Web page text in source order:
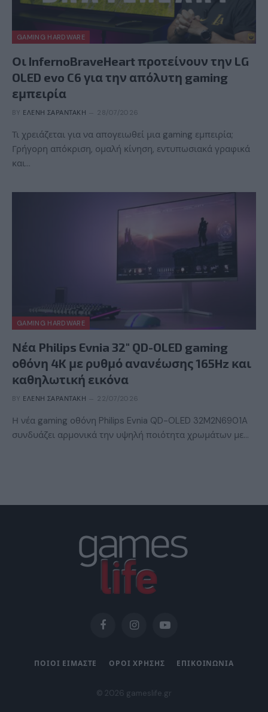
GAMING HARDWARE
Οι InfernoBraveHeart προτείνουν την LG
OLED evo C6 για την απόλυτη gaming
εμπειρία
BY ΕΛΈΝΗ ΣΑΡΑΝΤΆΚΗ 28/07/2026
Τι χρειάζεται για να απογειωθεί μια gaming εμπειρία;
Γρήγορη απόκριση, ομαλή κίνηση, εντυπωσιακά γραφικά
και…
GAMING HARDWARE
Νέα Philips Evnia 32″ QD-OLED gaming
οθόνη 4K με ρυθμό ανανέωσης 165Hz και
καθηλωτική εικόνα
BY ΕΛΈΝΗ ΣΑΡΑΝΤΆΚΗ 22/07/2026
Η νέα gaming οθόνη Philips Evnia QD-OLED 32M2N6901A
συνδυάζει αρμονικά την υψηλή ποιότητα χρωμάτων με…
FacebookInstagramYouTube
ΠΟΙΟΙ ΕΙΜΑΣΤΕ ΟΡΟΙ ΧΡΗΣΗΣ ΕΠΙΚΟΙΝΩΝΙΑ
© 2026 gameslife.gr